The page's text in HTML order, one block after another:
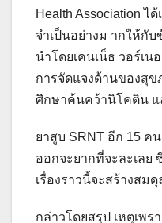
Health Association ไ
จำเป็นอย่างม ากให้กั
นำโดยเคนเน็ธ วอร์เ
การจัดแจงด้านของสุ
ศึกษาค้นคว้านิโคติน แ
ยาสูบ SRNT อีก 15 ค
ออกจะยากที่จะละเลย
เรื่องราวนี้จะสร้างสม
กล่าวโดยสรุป เหตุเพ